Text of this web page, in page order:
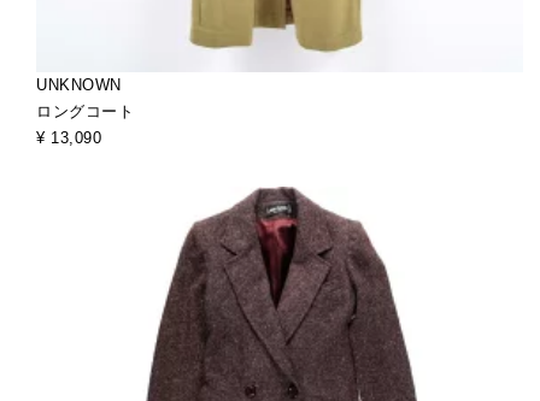
UNKNOWN
ロングコート
¥ 13,090